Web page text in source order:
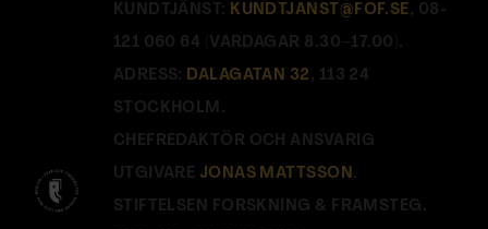
KUNDTJÄNST: KUNDTJANST@FOF.SE , 08-
121 060 64 (VARDAGAR 8.30–17.00).
ADRESS: DALAGATAN 32 , 113 24
STOCKHOLM.
CHEFREDAKTÖR OCH ANSVARIG
UTGIVARE JONAS MATTSSON .
STIFTELSEN FORSKNING & FRAMSTEG.